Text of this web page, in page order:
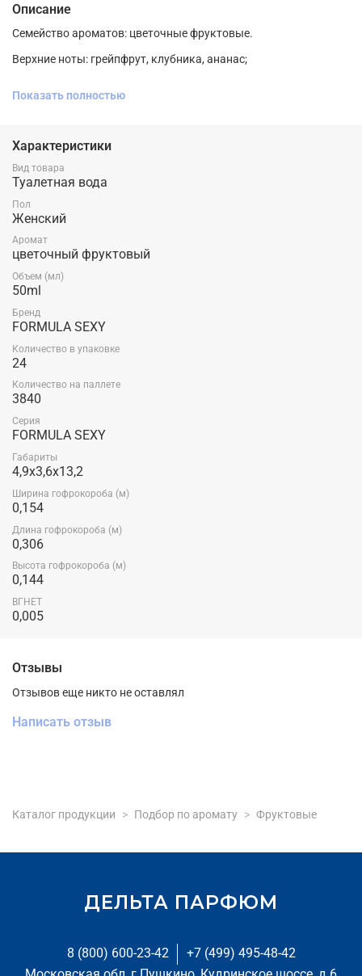
Описание
Семейство ароматов: цветочные фруктовые.
Верхние ноты: грейпфрут, клубника, ананас;
Сочетание свежести фруктовых и чувственности цветочных
нот аромата Formula Sexy №8 создает волнующую и
женственную композицию. Каждое мгновение, проведенное
под влиянием этого аромата, становится особенным,
наполненным эмоциями и мечтами.
Показать полностью
Характеристики
Вид товара
Туалетная вода
Пол
Женский
Аромат
цветочный фруктовый
Объем (мл)
50ml
Бренд
FORMULA SEXY
Количество в упаковке
24
Количество на паллете
3840
Серия
FORMULA SEXY
Габариты
4,9x3,6x13,2
Ширина гофрокороба (м)
0,154
Длина гофрокороба (м)
0,306
Высота гофрокороба (м)
0,144
ВГНЕТ
0,005
Отзывы
Отзывов еще никто не оставлял
Написать отзыв
Каталог продукции Подбор по аромату Фруктовые
8 (800) 600-23-42
+7 (499) 495-48-42
ДЕЛЬТА ПАРФЮМ